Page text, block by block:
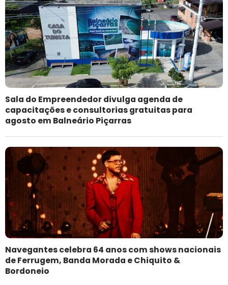
Sala do Empreendedor divulga agenda de
capacitações e consultorias gratuitas para
agosto em Balneário Piçarras
Navegantes celebra 64 anos com shows nacionais
de Ferrugem, Banda Morada e Chiquito &
Bordoneio